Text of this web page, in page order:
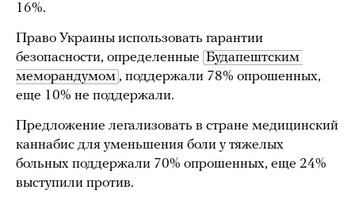
16%.
Право Украины использовать гарантии
безопасности, определенные Будапештским
меморандумом , поддержали 78% опрошенных,
еще 10% не поддержали.
Предложение легализовать в стране медицинский
каннабис для уменьшения боли у тяжелых
больных поддержали 70% опрошенных, еще 24%
выступили против.